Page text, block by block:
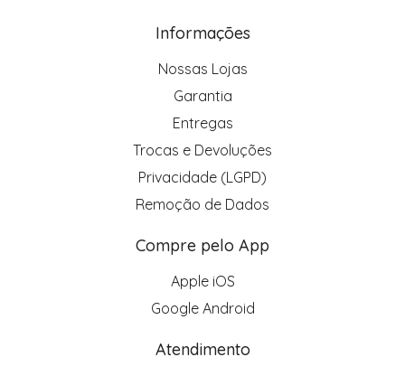
Informações
Nossas Lojas
Garantia
Entregas
Trocas e Devoluções
Privacidade (LGPD)
Remoção de Dados
Compre pelo App
Apple iOS
Google Android
Atendimento